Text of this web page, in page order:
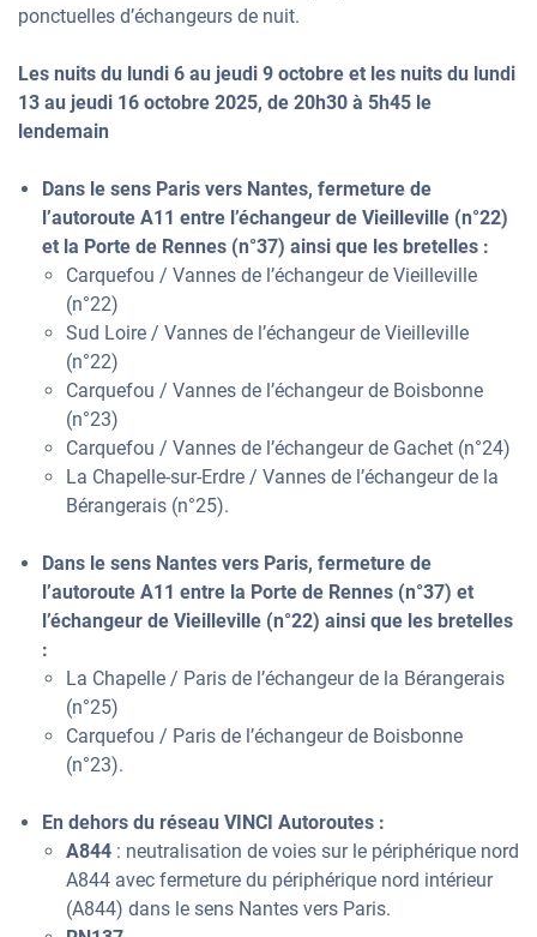
ponctuelles d’échangeurs de nuit.
Les nuits du lundi 6 au jeudi 9 octobre et les nuits du lundi
13 au jeudi 16 octobre 2025, de 20h30 à 5h45 le
lendemain
Dans le sens Paris vers Nantes, fermeture de
l’autoroute A11 entre l’échangeur de Vieilleville (n°22)
et la Porte de Rennes (n°37) ainsi que les bretelles :
Carquefou / Vannes de l’échangeur de Vieilleville
(n°22)
Sud Loire / Vannes de l’échangeur de Vieilleville
(n°22)
Carquefou / Vannes de l’échangeur de Boisbonne
(n°23)
Carquefou / Vannes de l’échangeur de Gachet (n°24)
La Chapelle-sur-Erdre / Vannes de l’échangeur de la
Bérangerais (n°25).
Dans le sens Nantes vers Paris, fermeture de
l’autoroute A11 entre la Porte de Rennes (n°37) et
l’échangeur de Vieilleville (n°22) ainsi que les bretelles
:
La Chapelle / Paris de l’échangeur de la Bérangerais
(n°25)
Carquefou / Paris de l’échangeur de Boisbonne
(n°23).
En dehors du réseau VINCI Autoroutes :
A844 : neutralisation de voies sur le périphérique nord
A844 avec fermeture du périphérique nord intérieur
(A844) dans le sens Nantes vers Paris.